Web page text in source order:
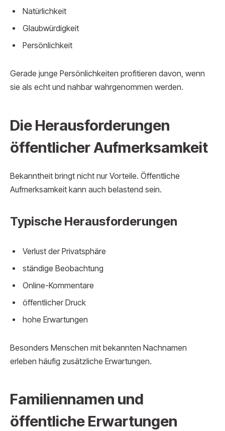
Natürlichkeit
Glaubwürdigkeit
Persönlichkeit
Gerade junge Persönlichkeiten profitieren davon, wenn
sie als echt und nahbar wahrgenommen werden.
Die Herausforderungen
öffentlicher Aufmerksamkeit
Bekanntheit bringt nicht nur Vorteile. Öffentliche
Aufmerksamkeit kann auch belastend sein.
Typische Herausforderungen
Verlust der Privatsphäre
ständige Beobachtung
Online-Kommentare
öffentlicher Druck
hohe Erwartungen
Besonders Menschen mit bekannten Nachnamen
erleben häufig zusätzliche Erwartungen.
Familiennamen und
öffentliche Erwartungen